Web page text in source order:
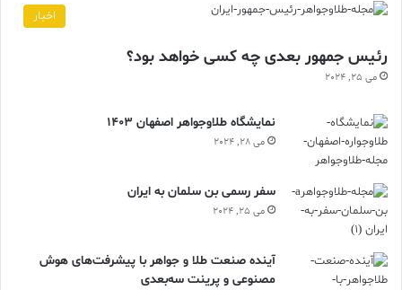
اخبار
رئیس جمهور بعدی چه کسی خواهد بود؟
می 25, 2024
نمایشگاه طلاوجواهر اصفهان 1403
می 28, 2024
سفر رسمی بن سلمان به ایران
می 25, 2024
آینده صنعت طلا و جواهر با پیشرفت‌های هوش
مصنوعی و پرینت سه‌بعدی